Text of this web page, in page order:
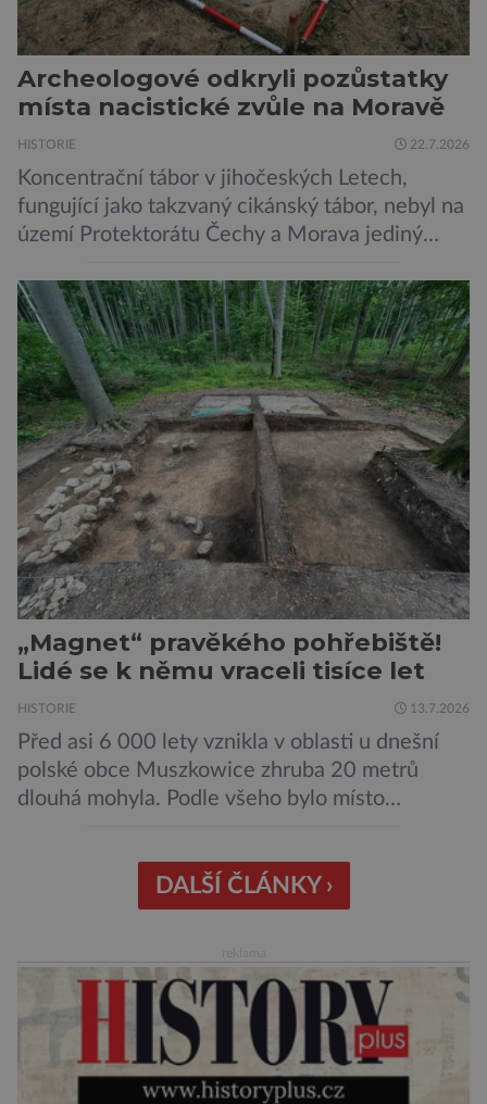
Archeologové odkryli pozůstatky
místa nacistické zvůle na Moravě
HISTORIE 22.7.2026
Koncentrační tábor v jihočeských Letech,
fungující jako takzvaný cikánský tábor, nebyl na
území Protektorátu Čechy a Morava jediný
v Hodoníně u Kunštátu. Jeho pozůstatky byly
nedávno odkrývány archeology. Někteří z asi
1400 Romů a Sintů, kteří byli v táboře
internováni, v něm vydechli naposledy. Jiné
čekal transport do […]
„Magnet“ pravěkého pohřebiště!
Lidé se k němu vraceli tisíce let
HISTORIE 13.7.2026
Před asi 6 000 lety vznikla v oblasti u dnešní
polské obce Muszkowice zhruba 20 metrů
dlouhá mohyla. Podle všeho bylo místo
mohyl, které se nacházejí v ose té starší. Na
archeologických pracích se podíleli experti ze
DALŠÍ ČLÁNKY ›